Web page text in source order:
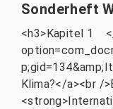
Sonderheft
<h3>Kapitel 1
Klima?</a><br /